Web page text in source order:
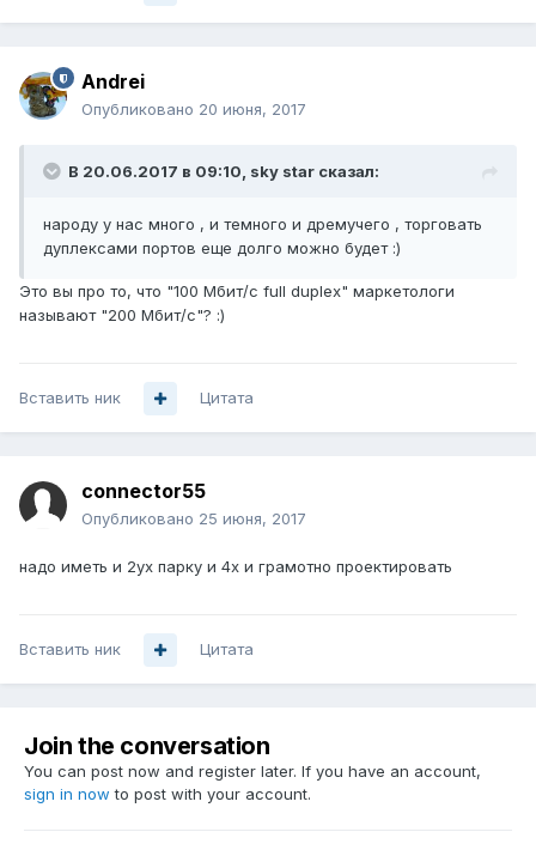
Andrei
Опубликовано 20 июня, 2017
В 20.06.2017 в 09:10, sky star сказал:
народу у нас много , и темного и дремучего , торговать
дуплексами портов еще долго можно будет :)
Это вы про то, что "100 Мбит/c full duplex" маркетологи
называют "200 Мбит/c"? :)
Вставить ник Цитата
connector55
Опубликовано 25 июня, 2017
надо иметь и 2ух парку и 4х и грамотно проектировать
Вставить ник Цитата
Join the conversation
You can post now and register later. If you have an account,
sign in now to post with your account.